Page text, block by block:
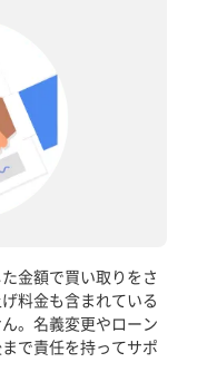
金額で買い取りをさ
料金も含まれている
。名義変更やローン
で責任を持ってサポ